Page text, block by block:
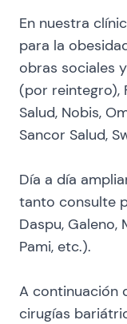
En nuestra
para la
obras sociales
(por reintegro),
Salud, Nobis,
Sancor Salud,
Día a día
tanto consulte
Daspu, Galeno,
Pami, etc.).
A continuación
cirugías